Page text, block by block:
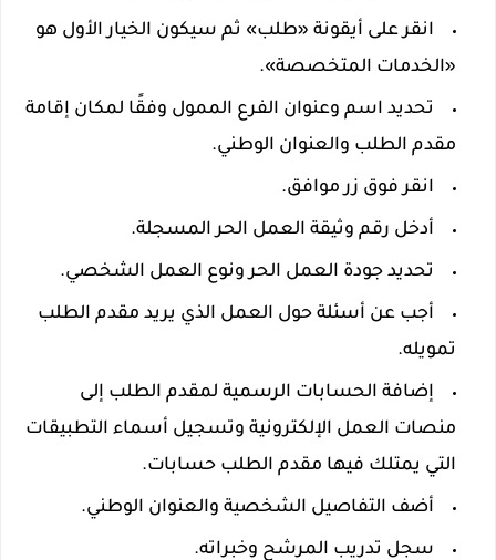
انقر على أيقونة «طلب» ثم سيكون الخيار الأول هو
«الخدمات المتخصصة».
تحديد اسم وعنوان الفرع الممول وفقًا لمكان إقامة
مقدم الطلب والعنوان الوطني.
انقر فوق زر موافق.
أدخل رقم وثيقة العمل الحر المسجلة.
تحديد جودة العمل الحر ونوع العمل الشخصي.
أجب عن أسئلة حول العمل الذي يريد مقدم الطلب
تمويله.
إضافة الحسابات الرسمية لمقدم الطلب إلى
منصات العمل الإلكترونية وتسجيل أسماء التطبيقات
التي يمتلك فيها مقدم الطلب حسابات.
أضف التفاصيل الشخصية والعنوان الوطني.
سجل تدريب المرشح وخبراته.